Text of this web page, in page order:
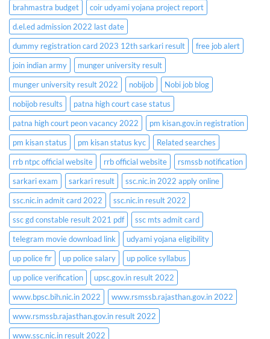
brahmastra budget
coir udyami yojana project report
d.el.ed admission 2022 last date
dummy registration card 2023 12th sarkari result
free job alert
join indian army
munger university result
munger university result 2022
nobijob
Nobi job blog
nobijob results
patna high court case status
patna high court peon vacancy 2022
pm kisan.gov.in registration
pm kisan status
pm kisan status kyc
Related searches
rrb ntpc official website
rrb official website
rsmssb notification
sarkari exam
sarkari result
ssc.nic.in 2022 apply online
ssc.nic.in admit card 2022
ssc.nic.in result 2022
ssc gd constable result 2021 pdf
ssc mts admit card
telegram movie download link
udyami yojana eligibility
up police fir
up police salary
up police syllabus
up police verification
upsc.gov.in result 2022
www.bpsc.bih.nic.in 2022
www.rsmssb.rajasthan.gov.in 2022
www.rsmssb.rajasthan.gov.in result 2022
www.ssc.nic.in result 2022